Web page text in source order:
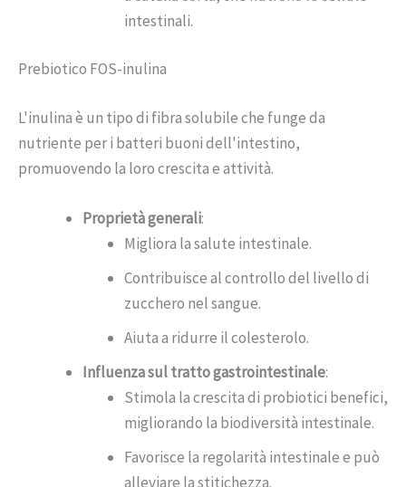
intestinali.
Prebiotico FOS-inulina
L'inulina è un tipo di fibra solubile che funge da
nutriente per i batteri buoni dell'intestino,
promuovendo la loro crescita e attività.
Proprietà generali:
Migliora la salute intestinale.
Contribuisce al controllo del livello di
zucchero nel sangue.
Aiuta a ridurre il colesterolo.
Influenza sul tratto gastrointestinale:
Stimola la crescita di probiotici benefici,
migliorando la biodiversità intestinale.
Favorisce la regolarità intestinale e può
alleviare la stitichezza.